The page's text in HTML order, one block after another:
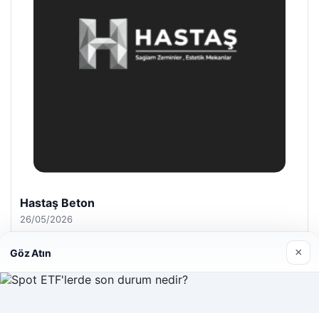
Hastaş Beton
26/05/2026
Göz Atın ×